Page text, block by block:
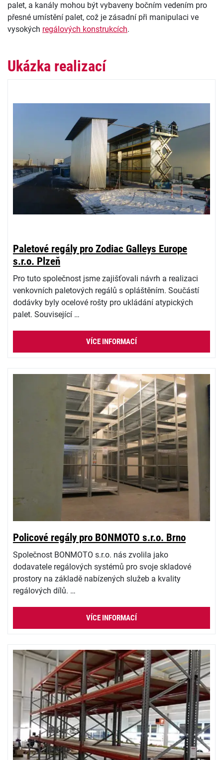
palet, a kanály mohou být vybaveny bočním vedením pro
přesné umístění palet, což je zásadní při manipulaci ve
vysokých regálových konstrukcích.
Ukázka realizací
Paletové regály pro Zodiac Galleys Europe
s.r.o. Plzeň
Pro tuto společnost jsme zajišťovali návrh a realizaci
venkovních paletových regálů s opláštěním. Součástí
dodávky byly ocelové rošty pro ukládání atypických
palet. Související …
VÍCE INFORMACÍ
Policové regály pro BONMOTO s.r.o. Brno
Společnost BONMOTO s.r.o. nás zvolila jako
dodavatele regálových systémů pro svoje skladové
prostory na základě nabízených služeb a kvality
regálových dílů. …
VÍCE INFORMACÍ